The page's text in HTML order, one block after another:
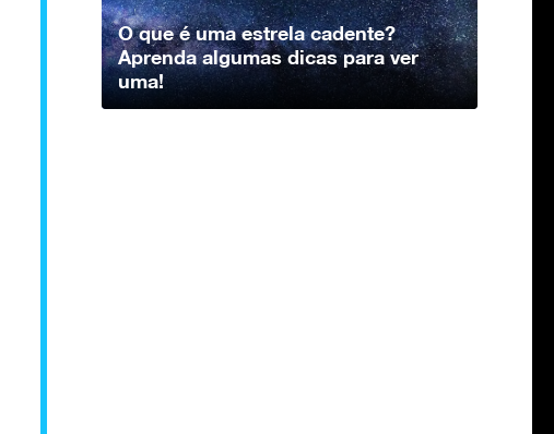
O que é uma estrela cadente?
Aprenda algumas dicas para ver
uma!